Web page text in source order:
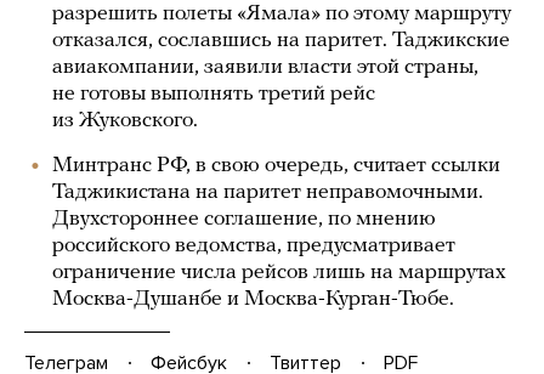
разрешить полеты «Ямала» по этому маршруту
отказался, сославшись на паритет. Таджикские
авиакомпании, заявили власти этой страны,
не готовы выполнять третий рейс
из Жуковского.
Минтранс РФ, в свою очередь, считает ссылки
Таджикистана на паритет неправомочными.
Двухстороннее соглашение, по мнению
российского ведомства, предусматривает
ограничение числа рейсов лишь на маршрутах
Москва-Душанбе и Москва-Курган-Тюбе.
Телеграм Фейсбук Твиттер
PDF